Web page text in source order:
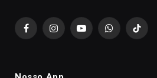
FacebookInstagramYouTubeWhatsAppTikTok